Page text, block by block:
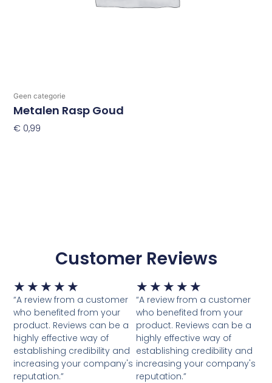
Geen categorie
Metalen Rasp Goud
€ 0,99
Customer Reviews
★ ★ ★ ★ ★ Waardering
5
van
5
“A review from a customer
who benefited from your
product. Reviews can be a
highly effective way of
establishing credibility and
increasing your company's
reputation.”
★ ★ ★ ★ ★
5
van
5
“A review from a customer
who benefited from your
product. Reviews can be a
highly effective way of
establishing credibility and
increasing your company's
reputation.”